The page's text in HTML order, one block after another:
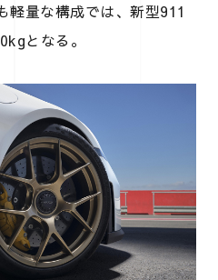
軽量な構成では、新型911
となる。